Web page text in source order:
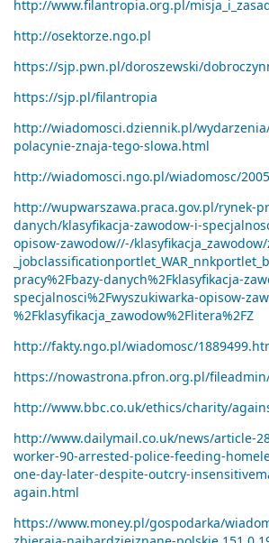
http://www.filantropia.org.pl/
http://osektorze.ngo.pl
https://sjp.pwn.pl/doroszewski/
https://sjp.pl/filantropia
http://wiadomosci.dziennik.pl/
polacynie-znaja-tego-slowa.html
http://wiadomosci.ngo.pl/wiadomosc/
http://wupwarszawa.praca.gov.pl/rynek-
danych/klasyfikacja-zawodow-i-
opisow-zawodow//-/
pracy%2Fbazy-danych%2Fklasyfikacja-
specjalnosci%2Fwyszukiwarka-opisow-
%2Fklasyfikacja_zawodow%2Flitera%2FZ
http://fakty.ngo.pl/wiadomosc/
http://www.bbc.co.uk/ethics/charity/
http://www.dailymail.co.uk/news/article-
worker-90-arrested-police-feeding-
one-day-later-despite-outcry-
again.html
https://www.money.pl/gospodarka/